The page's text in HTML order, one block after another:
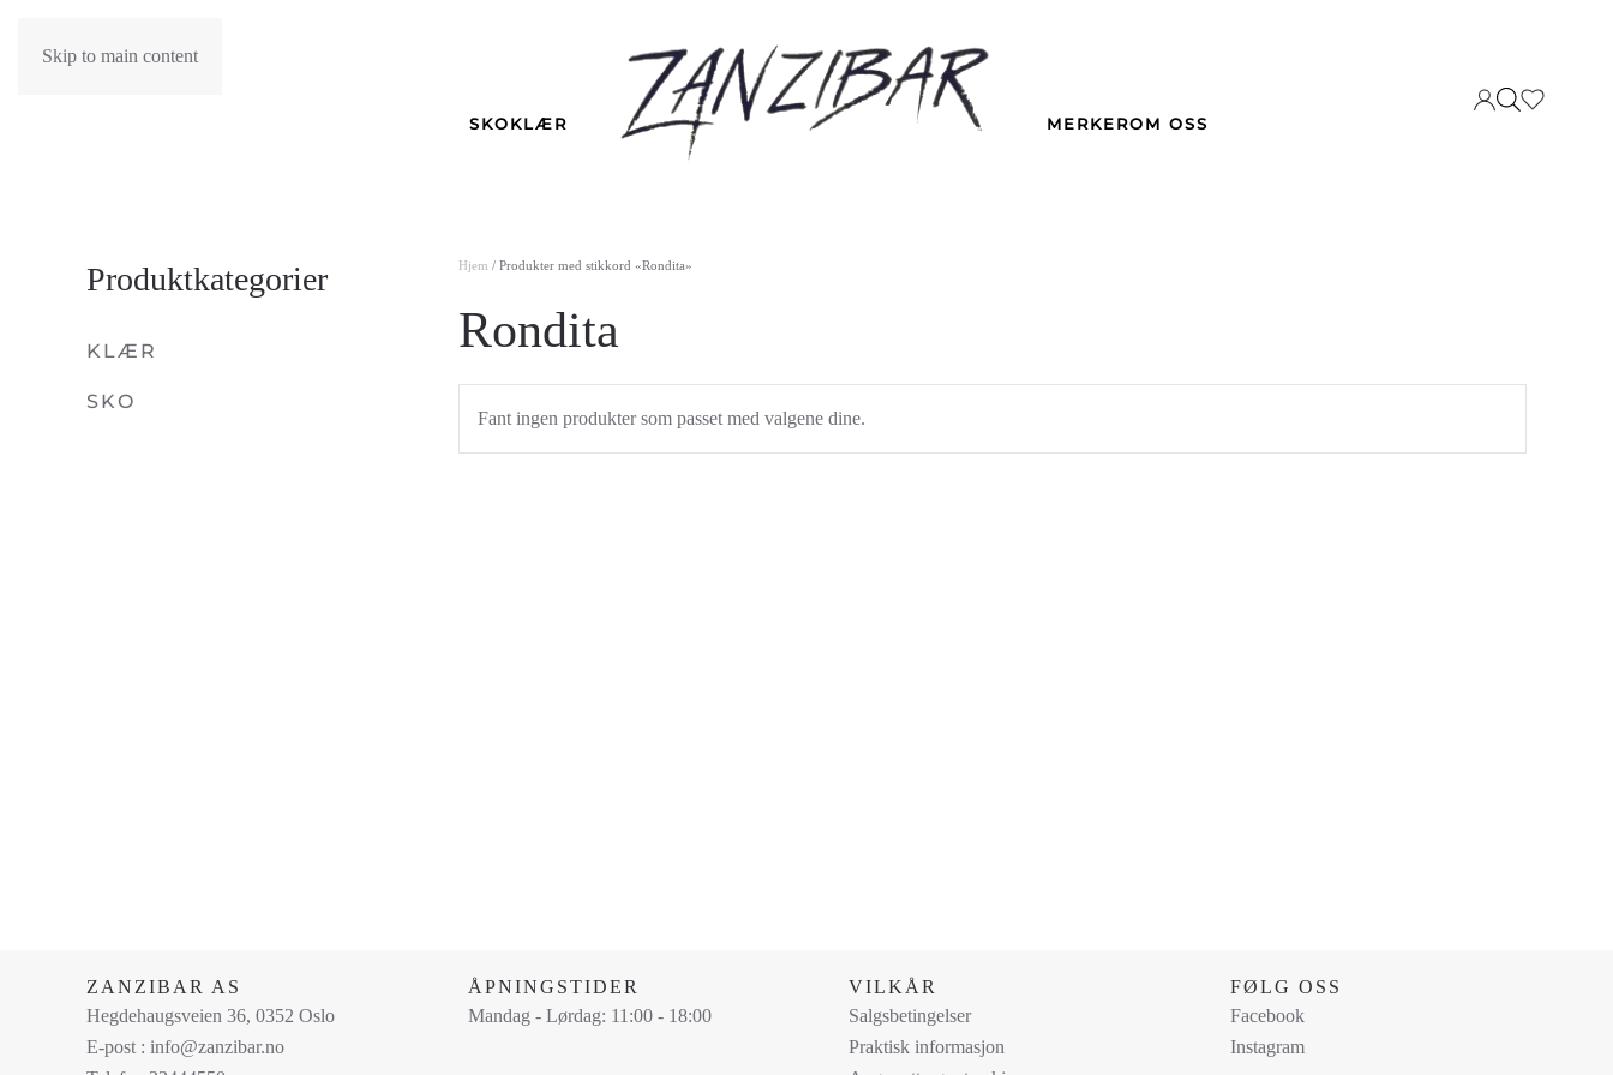
Skip to main content
SKOKLÆR MERKEROM OSS
Hjem / Produkter med stikkord «Rondita»
Rondita
Fant ingen produkter som passet med valgene dine.
Produktkategorier
KLÆR
SKO
ZANZIBAR AS
Hegdehaugsveien 36, 0352 Oslo
E-post : info@zanzibar.no
ÅPNINGSTIDER
Mandag - Lørdag: 11:00 - 18:00
VILKÅR
Salgsbetingelser
Praktisk informasjon
FØLG OSS
Facebook
Instagram